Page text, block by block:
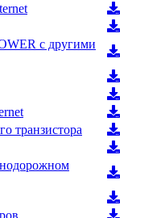
с другими
транзистора